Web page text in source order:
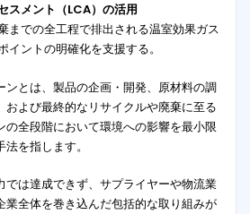
スメント（LCA）の活用
までの全工程で排出される温室効果ガス
イントの明確化を支援する。
ンとは、製品の企画・開発、原材料の調
および最終的なリサイクルや廃棄に至る
の全段階において環境への影響を最小限
を指します。
では達成できず、サプライヤーや物流業
業全体を巻き込んだ包括的な取り組みが